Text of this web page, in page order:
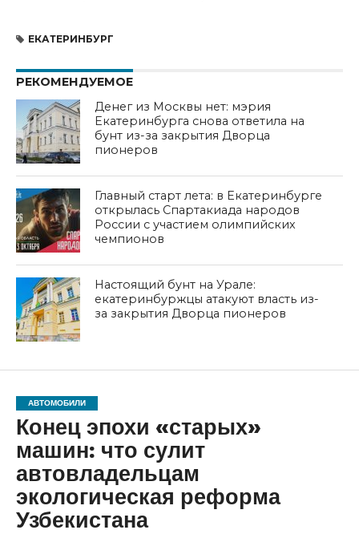
ЕКАТЕРИНБУРГ
РЕКОМЕНДУЕМОЕ
Денег из Москвы нет: мэрия
Екатеринбурга снова ответила на
бунт из-за закрытия Дворца
пионеров
Главный старт лета: в Екатеринбурге
открылась Спартакиада народов
России с участием олимпийских
чемпионов
Настоящий бунт на Урале:
екатеринбуржцы атакуют власть из-
за закрытия Дворца пионеров
АВТОМОБИЛИ
Конец эпохи «старых»
машин: что сулит
автовладельцам
экологическая реформа
Узбекистана